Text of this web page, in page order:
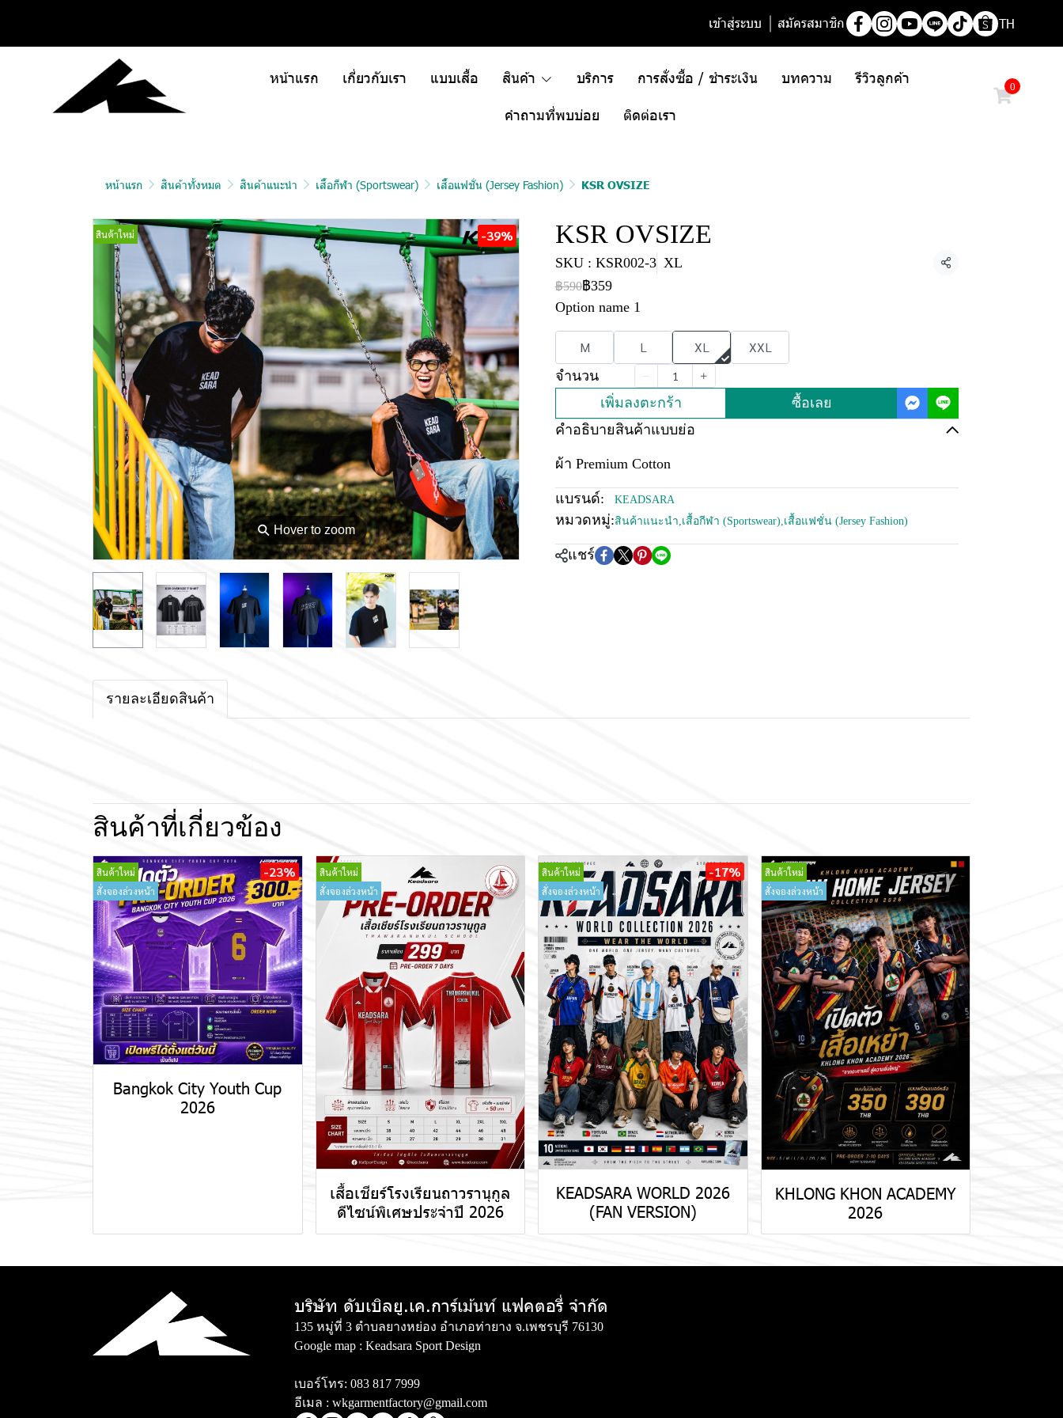
เข้าสู่ระบบ สมัครสมาชิก TH
หน้าแรก เกี่ยวกับเรา แบบเสื้อ สินค้า บริการ การสั่งซื้อ / ชำระเงิน บทความ รีวิวลูกค้า
คำถามที่พบบ่อย ติดต่อเรา
0
หน้าแรก สินค้าทั้งหมด สินค้าแนะนำ เสื้อกีฬา (Sportswear) เสื้อแฟชั่น (Jersey Fashion) KSR OVSIZE
⚲ Hover to zoom
สินค้าใหม่ -39% KSR OVSIZE
SKU : KSR002-3 XL แชร์
฿590฿359
Option name 1
M L XL XXL
จำนวน
เพิ่มลงตะกร้า
ซื้อเลย
คำอธิบายสินค้าแบบย่อ
ผ้า Premium Cotton
แบรนด์: KEADSARA
หมวดหมู่:สินค้าแนะนำ,เสื้อกีฬา (Sportswear),เสื้อแฟชั่น (Jersey Fashion)
แชร์
รายละเอียดสินค้า
สินค้าที่เกี่ยวข้อง
สินค้าใหม่
สั่งจองล่วงหน้า
-23%
Bangkok City Youth Cup
2026
สินค้าใหม่
สั่งจองล่วงหน้า
เสื้อเชียร์โรงเรียนถาวรานุกูล
ดีไซน์พิเศษประจำปี 2026
สินค้าใหม่
สั่งจองล่วงหน้า
-17%
KEADSARA WORLD 2026
(FAN VERSION)
สินค้าใหม่
สั่งจองล่วงหน้า
KHLONG KHON ACADEMY
2026
บริษัท ดับเบิลยู.เค.การ์เม้นท์ แฟคตอรี่ จำกัด
135 หมู่ที่ 3 ตำบลยางหย่อง อำเภอท่ายาง จ.เพชรบุรี 76130
Google map : Keadsara Sport Design
เบอร์โทร: 083 817 7999
อีเมล : wkgarmentfactory@gmail.com